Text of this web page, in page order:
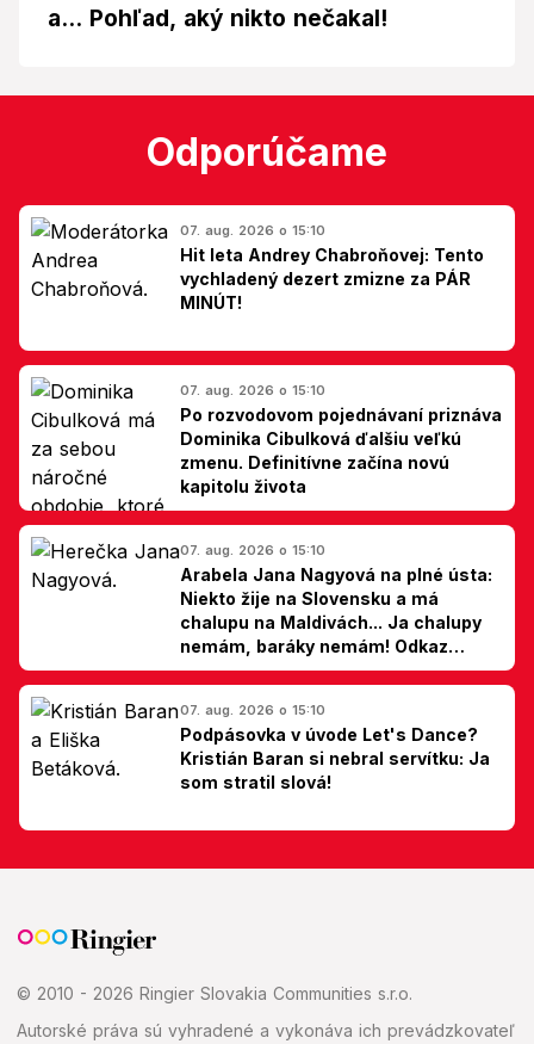
a... Pohľad, aký nikto nečakal!
Odporúčame
07. aug. 2026 o 15:10
Hit leta Andrey Chabroňovej: Tento
vychladený dezert zmizne za PÁR
MINÚT!
07. aug. 2026 o 15:10
Po rozvodovom pojednávaní priznáva
Dominika Cibulková ďalšiu veľkú
zmenu. Definitívne začína novú
kapitolu života
07. aug. 2026 o 15:10
Arabela Jana Nagyová na plné ústa:
Niekto žije na Slovensku a má
chalupu na Maldivách... Ja chalupy
nemám, baráky nemám! Odkaz
Slovákom
07. aug. 2026 o 15:10
Podpásovka v úvode Let's Dance?
Kristián Baran si nebral servítku: Ja
som stratil slová!
© 2010 - 2026 Ringier Slovakia Communities s.r.o.
Autorské práva sú vyhradené a vykonáva ich prevádzkovateľ